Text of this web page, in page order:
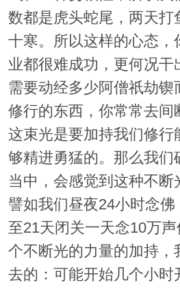
数都是虎头蛇尾，两天打
十寒。所以这样的心态，
业都很难成功，更何况干
需要动经多少阿僧祇劫锲
修行的东西，你常常去间
这束光是要加持我们修行
够精进勇猛的。那么我们
当中，会感觉到这种不断
譬如我们昼夜24小时念
至21天闭关一天念10万
个不断光的力量的加持，
去的：可能开始几个小时